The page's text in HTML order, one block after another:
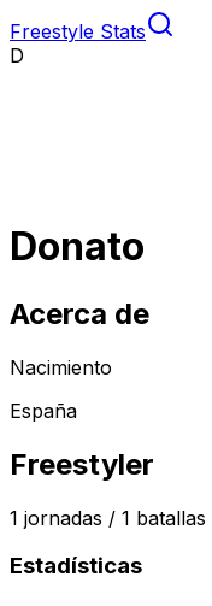
Freestyle Stats
D
Donato
Acerca de
Nacimiento
España
Freestyler
1 jornadas / 1 batallas
Estadísticas